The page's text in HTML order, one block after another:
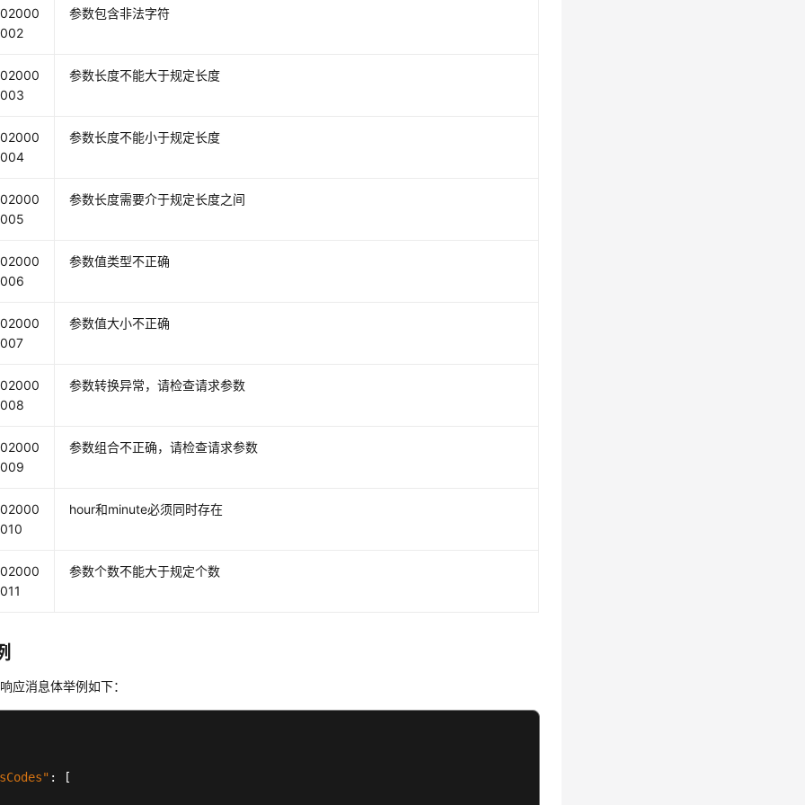
02000
002
参数包含非法字符
02000
003
参数长度不能大于规定长度
02000
004
参数长度不能小于规定长度
02000
005
参数长度需要介于规定长度之间
02000
006
参数值类型不正确
02000
007
参数值大小不正确
02000
008
参数转换异常，请检查请求参数
02000
009
参数组合不正确，请检查请求参数
02000
010
hour和minute必须同时存在
02000
011
参数个数不能大于规定个数
应消息体举例如下：
:
[